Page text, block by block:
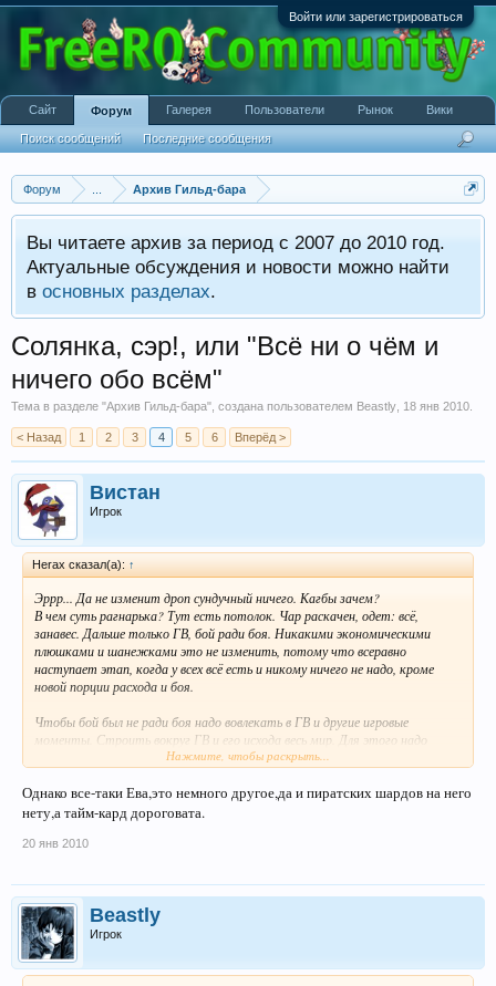
Войти или зарегистрироваться
Форум Архив Гильд-бара
Вы читаете архив за период с 2007 до 2010 год.
Актуальные обсуждения и новости можно найти
в основных разделах.
Солянка, сэр!, или "Всё ни о чём и
ничего обо всём"
Тема в разделе "Архив Гильд-бара", создана пользователем Beastly 18 янв 2010
< Назад 1 2 3 4 5 6 Вперёд >
Вистан
Игрок
Herax сказал(а): ↑
Эррр... Да не изменит дроп сундучный ничего. Кагбы зачем?
В чем суть рагнарька? Тут есть потолок. Чар раскачен, одет: всё,
занавес. Дальше только ГВ, бой ради боя. Никакими экономическими
плюшками и шанежками это не изменить, потому что всеравно
наступает этап, когда у всех всё есть и никому ничего не надо, кроме
новой порции расхода и боя.
Чтобы бой был не ради боя надо вовлекать в ГВ и другие игровые
моменты. Строить вокруг ГВ и его исхода весь мир. Для этого надо
полностью переделывать концепцию игры, делать новую игру на движке
Ну вот например Ева:
удобный фарм плексов, бельтов, возможность производства etc ->
строить кап. верфь -> Возвможность строить кап. флот -> ВОЙНА!!!! -
> захват региона -> -> <потеря> всего -> Война...
Через всю игру проходит война. Все действия так или иначе замыкаются
на войне. Карибасы в Империи накарибасили лут, нарыли лоу-руды,
построили или получили в награду кораблик - всё это покупается у них,
Нажмите, чтобы раскрыть...
Однако все-таки Ева,это немного другое,да и пиратских шардов на него
нету,а тайм-кард дороговата.
20 янв 2010
Beastly
Игрок
Сайт Форум
Поиск сообщений Последние сообщения
Галерея Пользователи Рынок Вики